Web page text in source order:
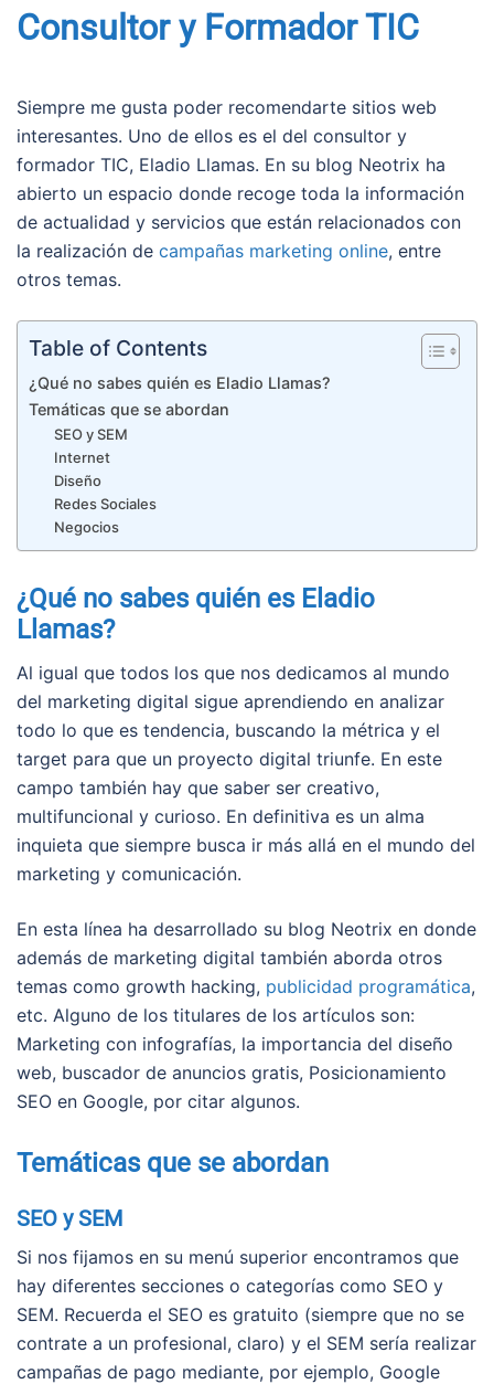
Consultor y Formador TIC
Siempre me gusta poder recomendarte sitios web
interesantes. Uno de ellos es el del consultor y
formador TIC, Eladio Llamas. En su blog Neotrix ha
abierto un espacio donde recoge toda la información
de actualidad y servicios que están relacionados con
la realización de campañas marketing online, entre
otros temas.
Table of Contents
¿Qué no sabes quién es Eladio Llamas?
Temáticas que se abordan
SEO y SEM
Internet
Diseño
Redes Sociales
Negocios
¿Qué no sabes quién es Eladio
Llamas?
Al igual que todos los que nos dedicamos al mundo
del marketing digital sigue aprendiendo en analizar
todo lo que es tendencia, buscando la métrica y el
target para que un proyecto digital triunfe. En este
campo también hay que saber ser creativo,
multifuncional y curioso. En definitiva es un alma
inquieta que siempre busca ir más allá en el mundo del
marketing y comunicación.
En esta línea ha desarrollado su blog Neotrix en donde
además de marketing digital también aborda otros
temas como growth hacking, publicidad programática,
etc. Alguno de los titulares de los artículos son:
Marketing con infografías, la importancia del diseño
web, buscador de anuncios gratis, Posicionamiento
SEO en Google, por citar algunos.
Temáticas que se abordan
SEO y SEM
Si nos fijamos en su menú superior encontramos que
hay diferentes secciones o categorías como SEO y
SEM. Recuerda el SEO es gratuito (siempre que no se
contrate a un profesional, claro) y el SEM sería realizar
campañas de pago mediante, por ejemplo, Google